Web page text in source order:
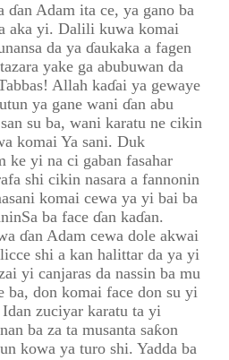
ɗan Adam ita ce, ya gano ba
aka yi. Dalili kuwa komai
da ya ɗaukaka a fagen
yake ga abubuwan da
Allah kaɗai ya gewaye
ya gane wani ɗan abu
su ba, wani karatu ne cikin
komai Ya sani. Duk
ke yi na ci gaban fasahar
shi cikin nasara a fannonin
komai cewa ya yi bai ba
ba face ɗan kaɗan.
ɗan Adam cewa dole akwai
shi a kan halittar da ya yi
yi canjaras da nassin ba mu
ba, don komai face don su yi
zuciyar karatu ta yi
ba za ta musanta saƙon
kowa ya turo shi. Yadda ba